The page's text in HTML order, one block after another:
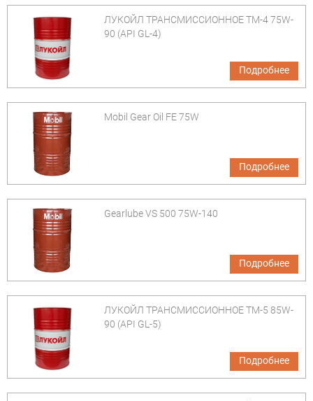
ЛУКОЙЛ ТРАНСМИССИОННОЕ ТМ-4 75W-
90 (API GL-4)
Подробнее
Mobil Gear Oil FE 75W
Подробнее
Gearlube VS 500 75W-140
Подробнее
ЛУКОЙЛ ТРАНСМИССИОННОЕ ТМ-5 85W-
90 (API GL-5)
Подробнее